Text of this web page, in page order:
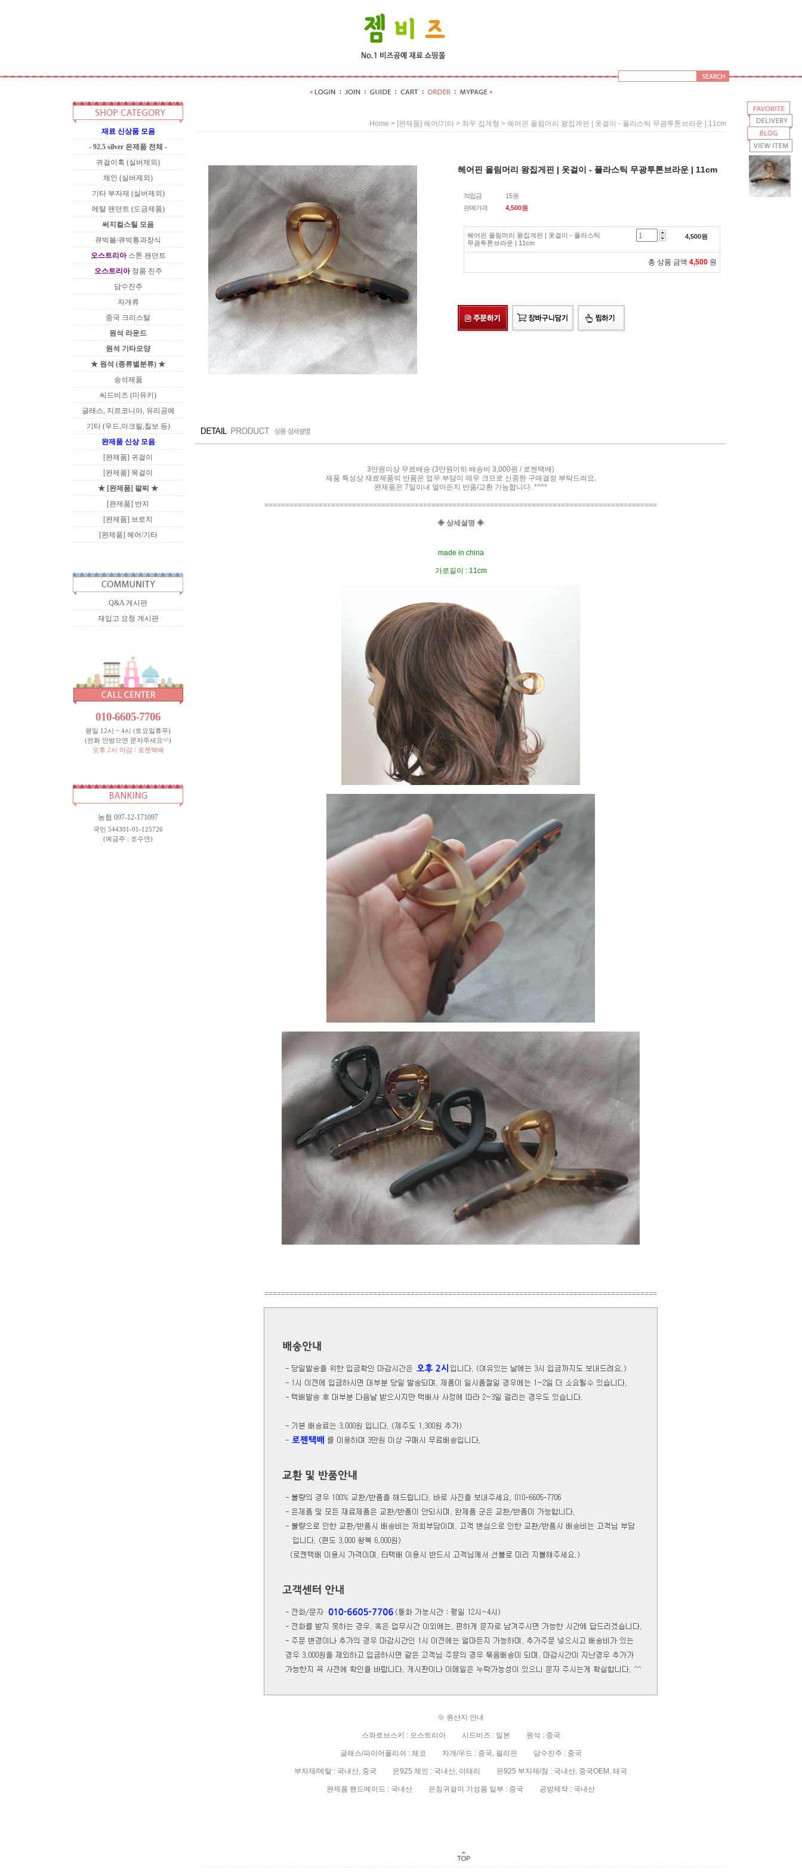
재료 신상품 모음
- 92.5 silver 은제품 전체 -
귀걸이훅 (실버제외)
체인 (실버제외)
기타 부자재 (실버제외)
메탈 팬던트 (도금제품)
써지컬스틸 모음
큐빅볼/큐빅통과장식
오스트리아스톤 팬던트
오스트리아정품 진주
담수진주
자개류
중국 크리스탈
원석 라운드
원석 기타모양
★ 원석 (종류별분류) ★
송석제품
씨드비즈 (미유키)
글래스, 지르코니아, 유리공예
기타 (우드,아크릴,칠보 등)
완제품 신상 모음
[완제품] 귀걸이
[완제품] 목걸이
★ [완제품] 팔찌 ★
[완제품] 반지
[완제품] 브로치
[완제품] 헤어/기타
Q&A 게시판
재입고 요청 게시판
010-6605-7706
평일 12시 ~ 4시 (토요일휴무)
(전화 안받으면 문자주세요^^)
오후 2시 마감 / 로젠택배
농협 097-12-171097
국민 544301-01-125726
(예금주 : 조수연)
Home > [완제품] 헤어/기타 > 좌우 집게형 > 헤어핀 올림머리 왕집게핀 | 옷걸이 - 플라스틱 무광투톤브라운 | 11cm
헤어핀 올림머리 왕집게핀 | 옷걸이 - 플라스틱 무광투톤브라운 | 11cm
적립금
15원
판매가격
4,500원
헤어핀 올림머리 왕집게핀 | 옷걸이 - 플라스틱
무광투톤브라운 | 11cm
4,500원
총 상품 금액 4,500 원
3만원이상 무료배송 (3만원이하 배송비 3,000원 / 로젠택배)
제품 특성상 재료제품의 반품은 업무 부담이 매우 크므로 신중한 구매결정 부탁드려요.
완제품은 7일이내 얼마든지 반품/교환 가능합니다. *^^*
==============================================================================================
◈ 상세설명 ◈
made in china
가로길이 : 11cm
==============================================================================================
※ 원산지 안내
스와로브스키 : 오스트리아 시드비즈 : 일본 원석 : 중국
글래스/파이어폴리쉬 : 체코 자개/우드 : 중국, 필리핀 담수진주 : 중국
부자재/메탈 : 국내산, 중국 은925 체인 : 국내산, 이태리 은925 부자재/참 : 국내산, 중국OEM, 태국
완제품 핸드메이드 : 국내산 은침귀걸이 기성품 일부 : 중국 공방제작 : 국내산